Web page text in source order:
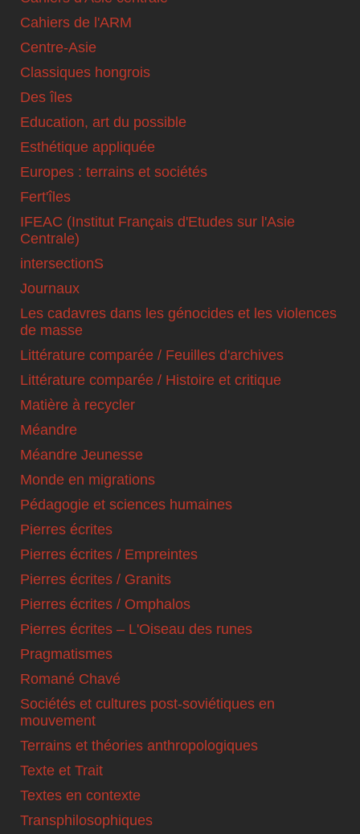
Cahiers de l'ARM
Centre-Asie
Classiques hongrois
Des îles
Education, art du possible
Esthétique appliquée
Europes : terrains et sociétés
Fert'îles
IFEAC (Institut Français d'Etudes sur l'Asie
Centrale)
intersectionS
Journaux
Les cadavres dans les génocides et les violences
de masse
Littérature comparée / Feuilles d'archives
Littérature comparée / Histoire et critique
Matière à recycler
Méandre
Méandre Jeunesse
Monde en migrations
Pédagogie et sciences humaines
Pierres écrites
Pierres écrites / Empreintes
Pierres écrites / Granits
Pierres écrites / Omphalos
Pierres écrites – L'Oiseau des runes
Pragmatismes
Romané Chavé
Sociétés et cultures post-soviétiques en
mouvement
Terrains et théories anthropologiques
Texte et Trait
Textes en contexte
Transphilosophiques